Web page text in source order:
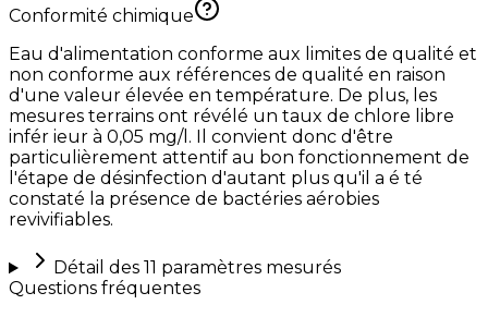
Conformité chimique
Eau d'alimentation conforme aux limites de qualité et
non conforme aux références de qualité en raison
d'une valeur élevée en température. De plus, les
mesures terrains ont révélé un taux de chlore libre
infér ieur à 0,05 mg/l. Il convient donc d'être
particulièrement attentif au bon fonctionnement de
l'étape de désinfection d'autant plus qu'il a é té
constaté la présence de bactéries aérobies
revivifiables.
Détail des 11 paramètres mesurés
Questions fréquentes